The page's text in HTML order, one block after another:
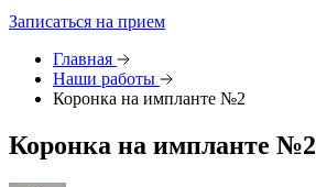
Записаться на прием
Главная
Наши работы
Коронка на импланте №2
Коронка на импланте №2